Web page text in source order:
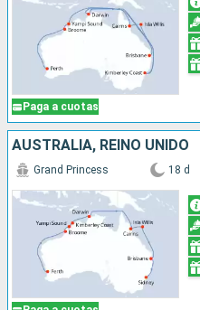
Paga a cuotas
AUSTRALIA, REINO UNIDO
Grand Princess 18 d